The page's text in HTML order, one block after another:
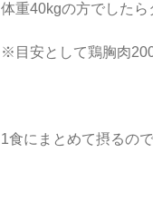
体重40kgの方でしたら
※目安として鶏胸肉
1食にまとめて摂るの